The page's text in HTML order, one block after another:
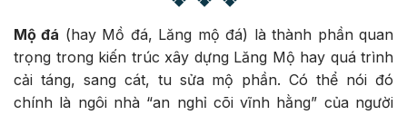
Mộ đá (hay Mồ đá, Lăng mộ đá) là thành phần quan
trọng trong kiến trúc xây dựng Lăng Mộ hay quá trình
cải táng, sang cát, tu sửa mộ phần. Có thể nói đó
chính là ngôi nhà “an nghỉ cõi vĩnh hằng” của người